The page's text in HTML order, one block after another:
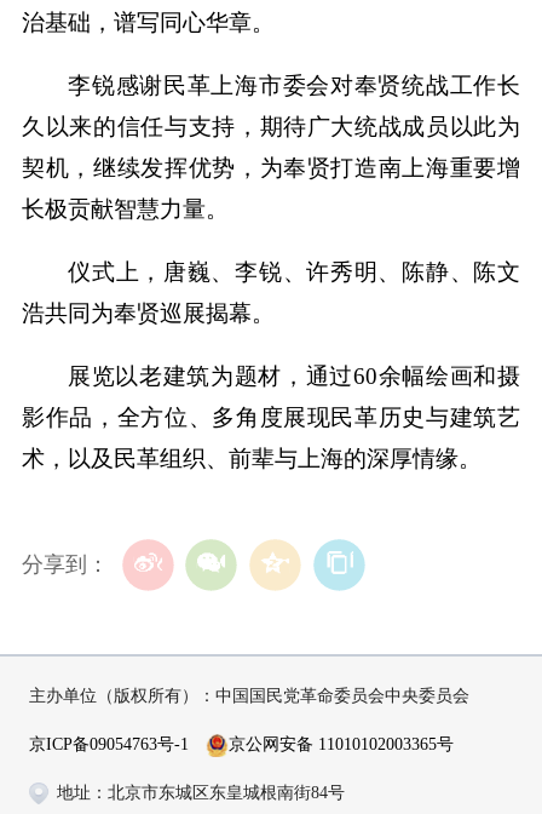
治基础，谱写同心华章。
李锐感谢民革上海市委会对奉贤统战工作长
久以来的信任与支持，期待广大统战成员以此为
契机，继续发挥优势，为奉贤打造南上海重要增
长极贡献智慧力量。
仪式上，唐巍、李锐、许秀明、陈静、陈文
浩共同为奉贤巡展揭幕。
展览以老建筑为题材，通过60余幅绘画和摄
影作品，全方位、多角度展现民革历史与建筑艺
术，以及民革组织、前辈与上海的深厚情缘。
分享到：
主办单位（版权所有）：中国国民党革命委员会中央委员会
京ICP备09054763号-1 京公网安备 11010102003365号
地址：北京市东城区东皇城根南街84号